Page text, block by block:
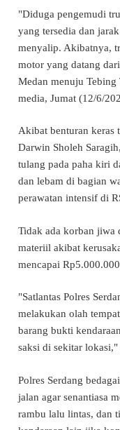
"Diduga pengemudi
yang tersedia dan
menyalip. Akibatnya,
motor yang datang
Medan menuju
media, Jumat (12/6/
Akibat benturan keras
Darwin Sholeh
tulang pada paha kiri
dan lebam di bagian
perawatan intensif di
Tidak ada korban jiwa
materiil akibat
mencapai
"Satlantas Polres
melakukan olah
barang bukti
saksi di sekitar lokasi,"
Polres Serdang
jalan agar senantiasa
rambu lalu lintas, dan